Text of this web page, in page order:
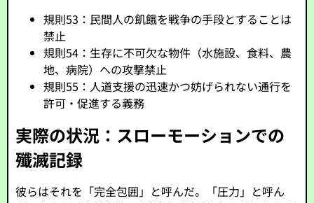
規則53：民間人の飢餓を戦争の手段とすることは
禁止
規則54：生存に不可欠な物件（水施設、食料、農
地、病院）への攻撃禁止
規則55：人道支援の迅速かつ妨げられない通行を
許可・促進する義務
実際の状況：スローモーションでの
殲滅記録
彼らはそれを「完全包囲」と呼んだ。「圧力」と呼ん